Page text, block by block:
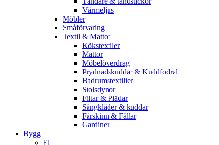
Värmeljus
Möbler
Småförvaring
Textil & Mattor
Kökstextiler
Mattor
Möbelöverdrag
Prydnadskuddar & Kuddfodral
Badrumstextilier
Stolsdynor
Filtar & Plädar
Sängkläder & kuddar
Fårskinn & Fällar
Gardiner
Bygg
El